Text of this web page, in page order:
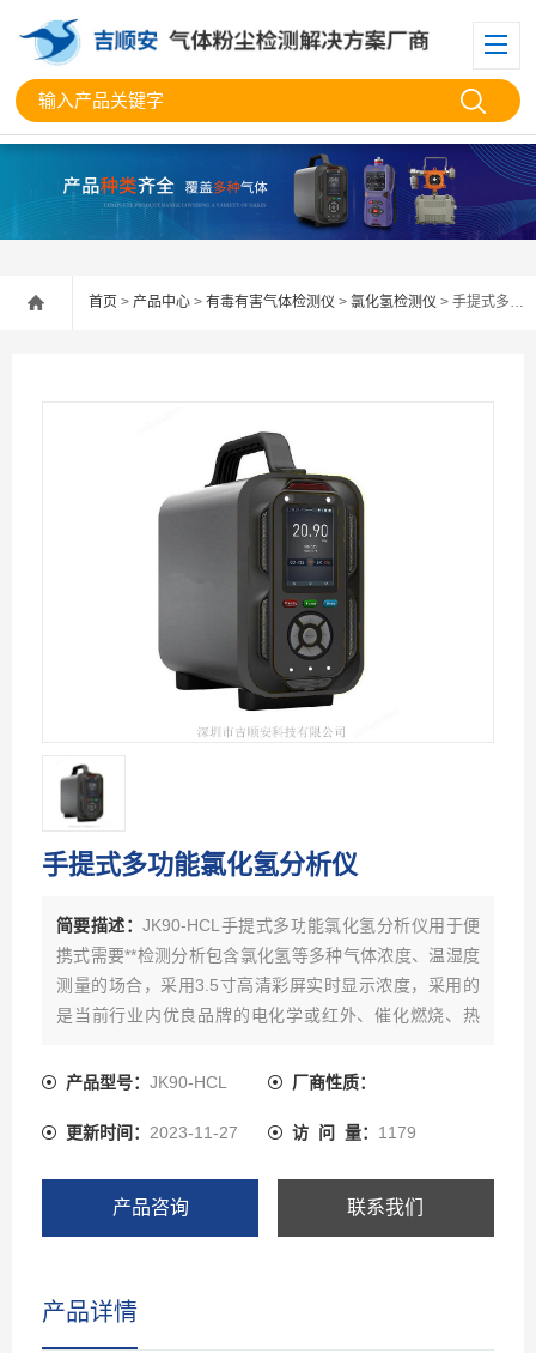
首页 > 产品中心 > 有毒有害气体检测仪 > 氯化氢检测仪 > 手提式多功能氯化氢分析仪
手提式多功能氯化氢分析仪
简要描述：JK90-HCL手提式多功能氯化氢分析仪用于便
携式需要**检测分析包含氯化氢等多种气体浓度、温湿度
测量的场合，采用3.5寸高清彩屏实时显示浓度，采用的
是当前行业内优良品牌的电化学或红外、催化燃烧、热
字温湿度传感器。 JK90先进的电路设计、成熟的内核算
功能氯化氢分析仪可以检测分析管道中或受限空间、大气
超过500种，还可以检测分析高浓度单一气体纯度。
产品型号： JK90-HCL 厂商性质：
更新时间： 2023-11-27 访 问 量： 1179
产品咨询 联系我们
产品详情